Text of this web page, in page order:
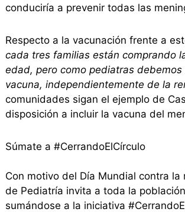
conduciría a prevenir todas las
Respecto a la vacunación frente a
cada tres familias están comprando
edad, pero como pediatras
vacuna, independientemente de la
comunidades sigan el ejemplo de
disposición a incluir la vacuna del
Súmate a #CerrandoElCírculo
Con motivo del Día Mundial contra
de Pediatría invita a toda la
sumándose a la iniciativa